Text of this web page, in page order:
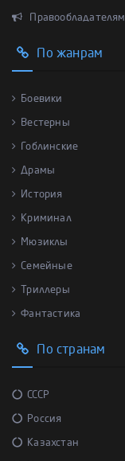
Правообладателям
По жанрам
Боевики
Вестерны
Гоблинские
Драмы
История
Криминал
Мюзиклы
Семейные
Триллеры
Фантастика
По странам
СССР
Россия
Казахстан